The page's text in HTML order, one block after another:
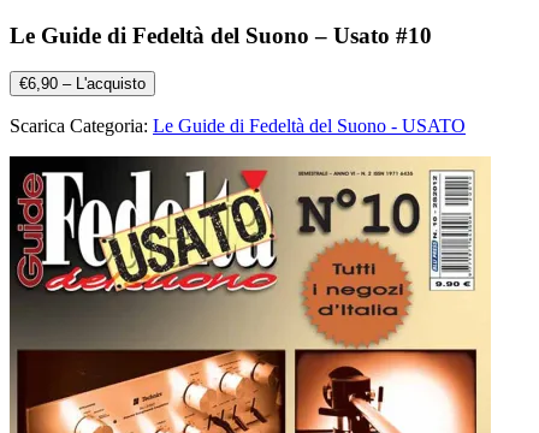
Le Guide di Fedeltà del Suono – Usato #10
€6,90 – L'acquisto
Scarica Categoria: Le Guide di Fedeltà del Suono - USATO